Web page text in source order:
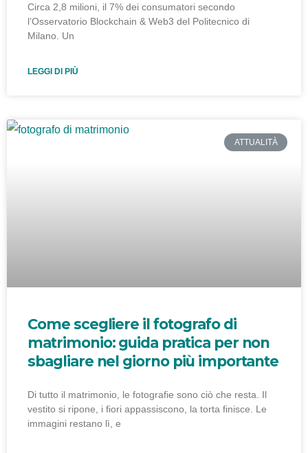
Circa 2,8 milioni, il 7% dei consumatori secondo
l’Osservatorio Blockchain & Web3 del Politecnico di
Milano. Un
LEGGI DI PIÙ
ATTUALITÀ
Come scegliere il fotografo di
matrimonio: guida pratica per non
sbagliare nel giorno più importante
Di tutto il matrimonio, le fotografie sono ciò che resta. Il
vestito si ripone, i fiori appassiscono, la torta finisce. Le
immagini restano lì, e